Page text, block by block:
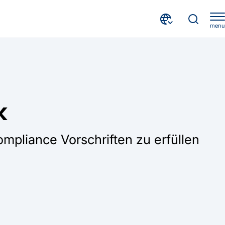
menu
Vorschriften zu erfüllen